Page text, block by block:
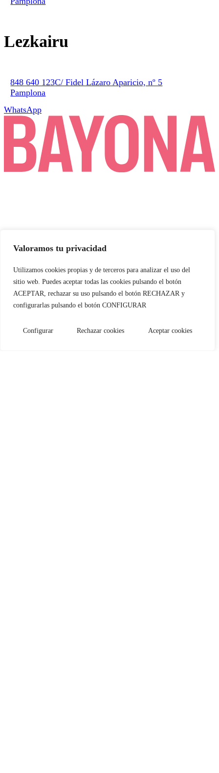
Valoramos tu privacidad
Utilizamos cookies propias y de terceros para analizar el uso del
sitio web. Puedes aceptar todas las cookies pulsando el botón
ACEPTAR, rechazar su uso pulsando el botón RECHAZAR y
configurarlas pulsando el botón CONFIGURAR
Configurar Rechazar cookies Aceptar cookies
Juan Miguel
Bayona
Lezkairu
848 640 123C/ Fidel Lázaro Aparicio, nº 5
Pamplona
WhatsApp